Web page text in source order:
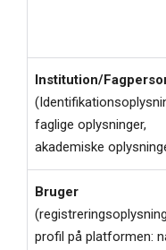
Institution/
faglige oplysninger,
akademiske
Bruger
profil på platformen: